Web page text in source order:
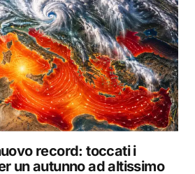
record: toccati i
un autunno ad altissimo